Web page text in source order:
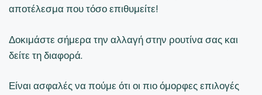
αποτέλεσμα που τόσο επιθυμείτε!
Δοκιμάστε σήμερα την αλλαγή στην ρουτίνα σας και
δείτε τη διαφορά.
Είναι ασφαλές να πούμε ότι οι πιο όμορφες επιλογές